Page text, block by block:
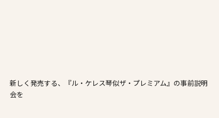
家づくりコラム
新しく発売する、『ル・ケレス琴似ザ・プレミアム』の事前説明
会を